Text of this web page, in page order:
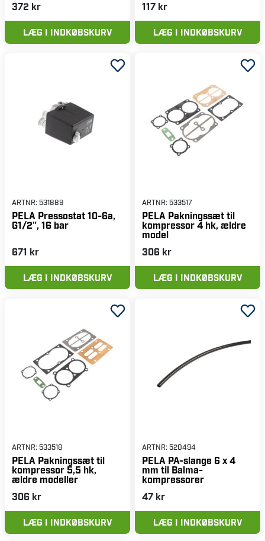
372 kr
LÆG I INDKØBSKURV
117 kr
LÆG I INDKØBSKURV
ARTNR: 531889
PELA Pressostat 10-6a,
G1/2", 16 bar
671 kr
LÆG I INDKØBSKURV
ARTNR: 533517
PELA Pakningssæt til
kompressor 4 hk, ældre
model
306 kr
LÆG I INDKØBSKURV
ARTNR: 533518
PELA Pakningssæt til
kompressor 5,5 hk,
ældre modeller
306 kr
LÆG I INDKØBSKURV
ARTNR: 520494
PELA PA-slange 6 x 4
mm til Balma-
kompressorer
47 kr
LÆG I INDKØBSKURV